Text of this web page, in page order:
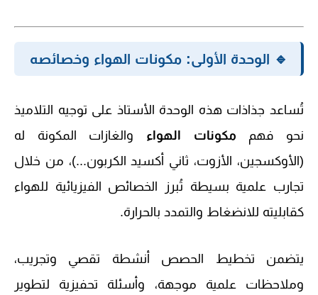
🔹 الوحدة الأولى: مكونات الهواء وخصائصه
تُساعد جذاذات هذه الوحدة الأستاذ على توجيه التلاميذ
نحو فهم مكونات الهواء والغازات المكونة له
(الأوكسجين، الأزوت، ثاني أكسيد الكربون...)، من خلال
تجارب علمية بسيطة تُبرز الخصائص الفيزيائية للهواء
كقابليته للانضغاط والتمدد بالحرارة.
يتضمن تخطيط الحصص أنشطة تقصي وتجريب،
وملاحظات علمية موجهة، وأسئلة تحفيزية لتطوير